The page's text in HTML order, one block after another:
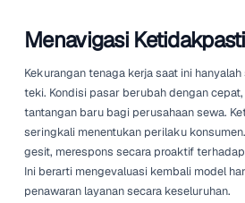
lebih beragam, perusahaan
tenaga kerja yang berbeda,
Mendorong
Karyawan
Saat kekurangan tenaga kerja